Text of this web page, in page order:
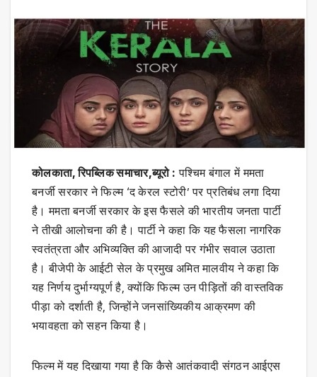
कोलकाता, रिपब्लिक समाचार,ब्यूरो : पश्चिम बंगाल में ममता
बनर्जी सरकार ने फिल्म ‘द केरल स्टोरी’ पर प्रतिबंध लगा दिया
है। ममता बनर्जी सरकार के इस फैसले की भारतीय जनता पार्टी
ने तीखी आलोचना की है। पार्टी ने कहा कि यह फैसला नागरिक
स्वतंत्रता और अभिव्यक्ति की आजादी पर गंभीर सवाल उठाता
है। बीजेपी के आईटी सेल के प्रमुख अमित मालवीय ने कहा कि
यह निर्णय दुर्भाग्यपूर्ण है, क्योंकि फिल्म उन पीड़ितों की वास्तविक
पीड़ा को दर्शाती है, जिन्होंने जनसांख्यिकीय आक्रमण की
भयावहता को सहन किया है।
फिल्म में यह दिखाया गया है कि कैसे आतंकवादी संगठन आईएस